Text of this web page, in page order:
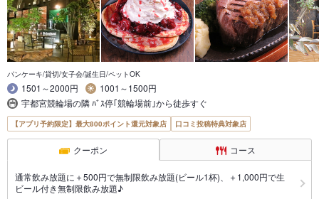
パンケーキ/貸切/女子会/誕生日/ペットOK
1501～2000円
1001～1500円
宇都宮競輪場の隣 ﾊﾞｽ停｢競輪場前｣から徒歩すぐ
【アプリ予約限定】最大800ポイント還元対象店 口コミ投稿特典対象店
クーポン コース
通常飲み放題に＋500円で無制限飲み放題(ビール1杯)、＋1,000円で生
ビール付き無制限飲み放題♪